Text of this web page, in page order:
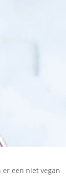
een niet vegan